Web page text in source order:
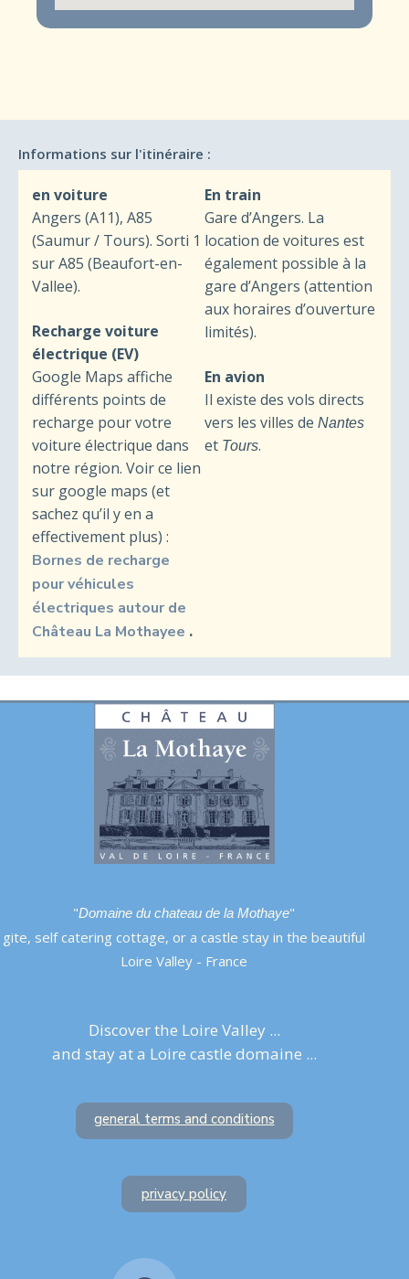
Informations sur l'itinéraire :
en voiture
Angers (A11), A85
(Saumur / Tours). Sorti 1
sur A85 (Beaufort-en-
Vallee).
Recharge voiture
électrique (EV)
Google Maps affiche
différents points de
recharge pour votre
voiture électrique dans
notre région. Voir ce lien
sur google maps (et
sachez qu’il y en a
effectivement plus) :
Bornes de recharge
pour véhicules
électriques autour de
Château La Mothayee .
En train
Gare d’Angers. La
location de voitures est
également possible à la
gare d’Angers (attention
aux horaires d’ouverture
limités).
En avion
Il existe des vols directs
vers les villes de Nantes
et Tours.
"Domaine du chateau de la Mothaye"
gite, self catering cottage, or a castle stay in the beautiful
Loire Valley - France
Discover the Loire Valley ...
and stay at a Loire castle domaine ...
general terms and conditions
privacy policy